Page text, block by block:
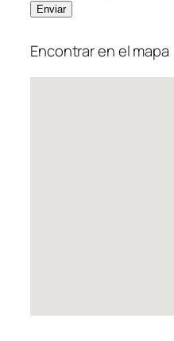
Encontrar en el mapa